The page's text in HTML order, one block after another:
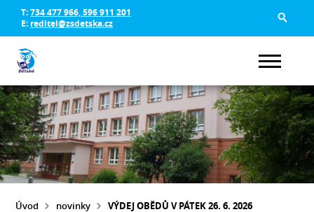
T:734 477 966, 596 911 201
E: reditel@zsdetska.cz
Úvod novinky VÝDEJ OBĚDŮ V PÁTEK 26. 6. 2026